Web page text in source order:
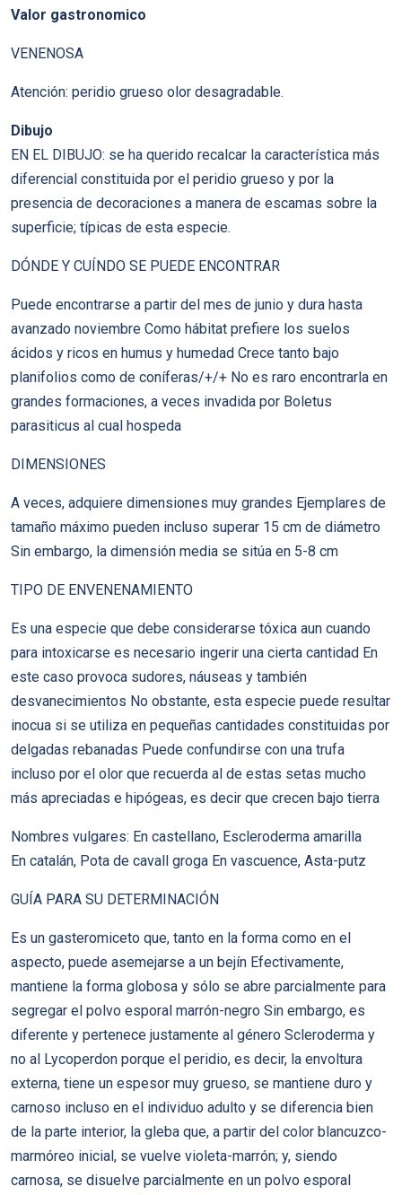
Valor gastronomico
VENENOSA
Atención: peridio grueso olor desagradable.
Dibujo
EN EL DIBUJO: se ha querido recalcar la característica más
diferencial constituida por el peridio grueso y por la
presencia de decoraciones a manera de escamas sobre la
superficie; típicas de esta especie.
DÓNDE Y CUÍNDO SE PUEDE ENCONTRAR
Puede encontrarse a partir del mes de junio y dura hasta
avanzado noviembre Como hábitat prefiere los suelos
ácidos y ricos en humus y humedad Crece tanto bajo
planifolios como de coníferas/+/+ No es raro encontrarla en
grandes formaciones, a veces invadida por Boletus
parasiticus al cual hospeda
DIMENSIONES
A veces, adquiere dimensiones muy grandes Ejemplares de
tamaño máximo pueden incluso superar 15 cm de diámetro
Sin embargo, la dimensión media se sitúa en 5-8 cm
TIPO DE ENVENENAMIENTO
Es una especie que debe considerarse tóxica aun cuando
para intoxicarse es necesario ingerir una cierta cantidad En
este caso provoca sudores, náuseas y también
desvanecimientos No obstante, esta especie puede resultar
inocua si se utiliza en pequeñas cantidades constituidas por
delgadas rebanadas Puede confundirse con una trufa
incluso por el olor que recuerda al de estas setas mucho
más apreciadas e hipógeas, es decir que crecen bajo tierra
Nombres vulgares: En castellano, Escleroderma amarilla
En catalán, Pota de cavall groga En vascuence, Asta-putz
GUÍA PARA SU DETERMINACIÓN
Es un gasteromiceto que, tanto en la forma como en el
aspecto, puede asemejarse a un bejín Efectivamente,
mantiene la forma globosa y sólo se abre parcialmente para
segregar el polvo esporal marrón-negro Sin embargo, es
diferente y pertenece justamente al género Scleroderma y
no al Lycoperdon porque el peridio, es decir, la envoltura
externa, tiene un espesor muy grueso, se mantiene duro y
carnoso incluso en el individuo adulto y se diferencia bien
de la parte interior, la gleba que, a partir del color blancuzco-
marmóreo inicial, se vuelve violeta-marrón; y, siendo
carnosa, se disuelve parcialmente en un polvo esporal